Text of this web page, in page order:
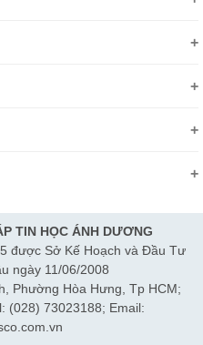
TIN HỌC ÁNH DƯƠNG
được Sở Kế Hoạch và Đầu Tư
ngày 11/06/2008
Phường Hòa Hưng, Tp HCM;
(028) 73023188; Email: